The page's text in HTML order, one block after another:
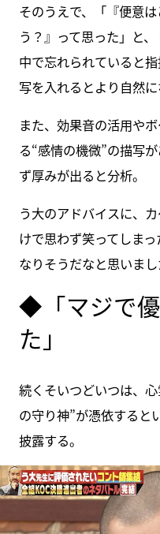
そのうえで、「『便意
う？』って思った」と
中で忘れられていると
写を入れるとより自然に
また、効果音の活用や
る“感情の機微”の描写
ず厚みが出ると分析。
う大のアドバイスに、
けで思わず笑ってしま
なりそうだなと思いま
◆「マジで
た」
続くそいつどいつは、
の守り神”が憑依すると
披露する。